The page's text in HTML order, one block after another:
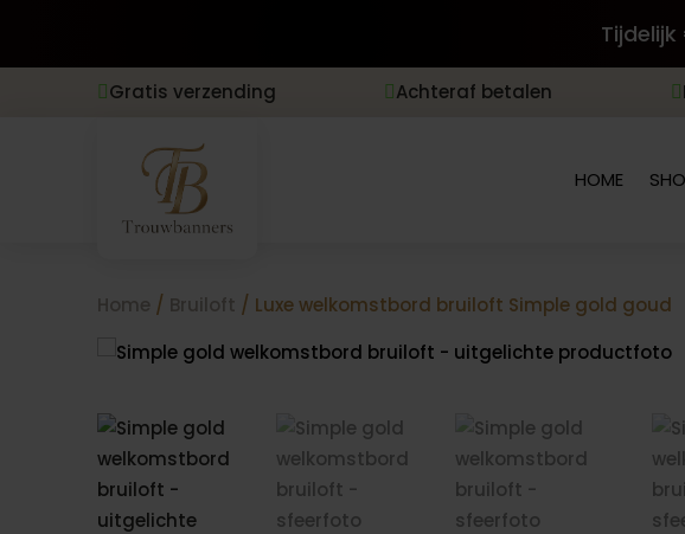
 Gratis verzending  Achteraf betalen 
HOME
Home / Bruiloft / Luxe welkomstbord bruiloft Simple gold goud